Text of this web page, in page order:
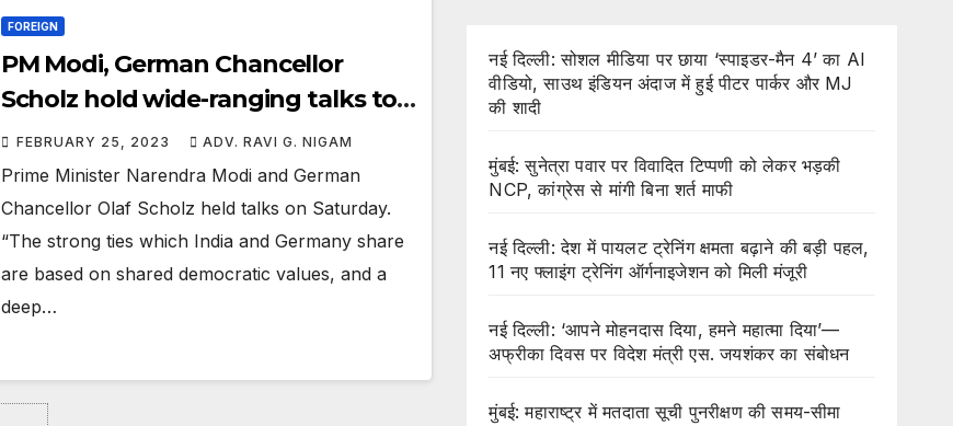
FOREIGN
PM Modi, German Chancellor
Scholz hold wide-ranging talks to
boost ties
FEBRUARY 25, 2023 ADV. RAVI G. NIGAM
Prime Minister Narendra Modi and German
Chancellor Olaf Scholz held talks on Saturday.
“The strong ties which India and Germany share
are based on shared democratic values, and a
deep…
नई दिल्ली: सोशल मीडिया पर छाया ‘स्पाइडर-मैन 4’ का AI
वीडियो, साउथ इंडियन अंदाज में हुई पीटर पार्कर और MJ
की शादी
मुंबई: सुनेत्रा पवार पर विवादित टिप्पणी को लेकर भड़की
NCP, कांग्रेस से मांगी बिना शर्त माफी
नई दिल्ली: देश में पायलट ट्रेनिंग क्षमता बढ़ाने की बड़ी पहल,
11 नए फ्लाइंग ट्रेनिंग ऑर्गनाइजेशन को मिली मंजूरी
नई दिल्ली: ‘आपने मोहनदास दिया, हमने महात्मा दिया’—
अफ्रीका दिवस पर विदेश मंत्री एस. जयशंकर का संबोधन
मुंबई: महाराष्ट्र में मतदाता सूची पुनरीक्षण की समय-सीमा